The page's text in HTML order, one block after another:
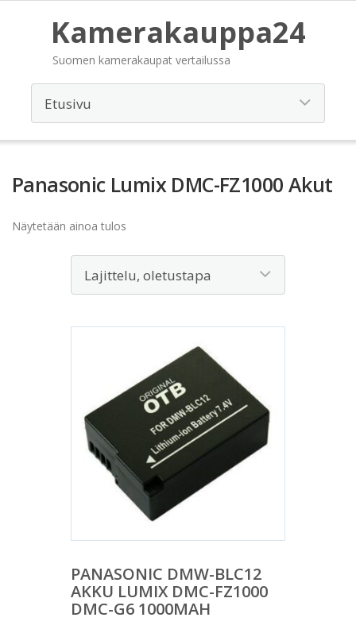
Kamerakauppa24
Suomen kamerakaupat vertailussa
Panasonic Lumix DMC-FZ1000 Akut
Näytetään ainoa tulos
PANASONIC DMW-BLC12
AKKU LUMIX DMC-FZ1000
DMC-G6 1000MAH